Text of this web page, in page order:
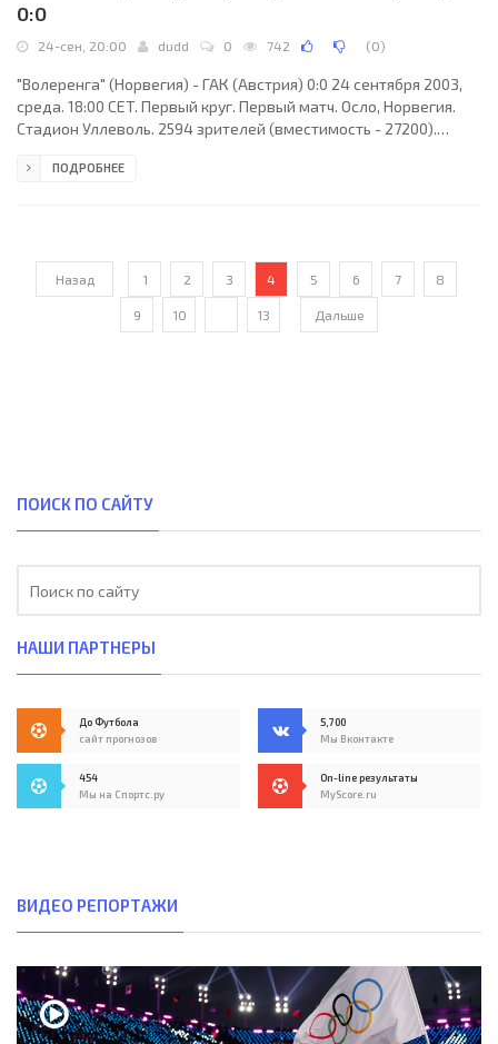
0:0
24-сен, 20:00 dudd 0 742 (0)
"Волеренга" (Норвегия) - ГАК (Австрия) 0:0 24 сентября 2003,
среда. 18:00 CET. Первый круг. Первый матч. Осло, Норвегия.
Стадион Уллеволь. 2594 зрителей (вместимость - 27200).
Альгимантас Контвайнас (Литва). Резервный: Дарюс Мезелис
Том-Хеннинг Хови (к), Томми
ПОДРОБНЕЕ
Назад 1 2 3 4 5 6 7 8
9 10 13 Дальше
ПОИСК ПО САЙТУ
НАШИ ПАРТНЕРЫ
До Футбола
сайт прогнозов
5,700
Мы Вконтакте
454
Мы на Спортс.ру
On-line результаты
MyScore.ru
ВИДЕО РЕПОРТАЖИ